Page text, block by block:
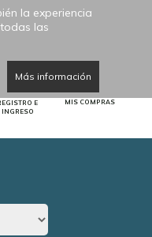
E
INGRESO
MIS COMPRAS
la experiencia
las
Más información